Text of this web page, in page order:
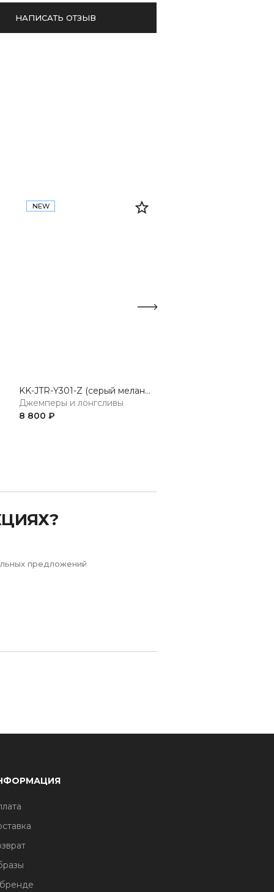
НАПИСАТЬ ОТЗЫВ
NEW
KK-JTR-Y301-Z (серый меланж) Жакет женский трикотажный
Джемперы и лонгсливы
8 800 ₽
предложений